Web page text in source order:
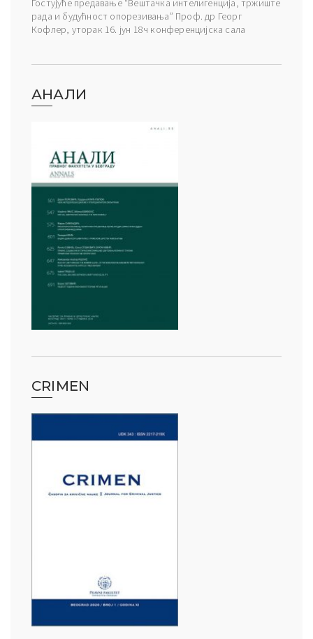
Гостујуће предавање “Вештачка интелигенција, тржиште
рада и будућност опорезивања” Проф. др Георг
Кофлер, уторак 16. јун 18ч конференцијска сала
АНАЛИ
CRIMEN